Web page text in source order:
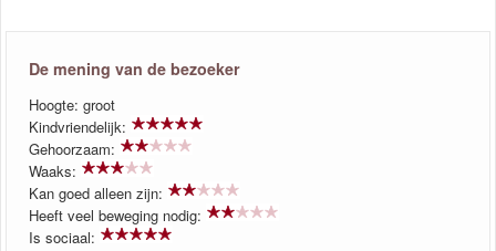
De mening van de bezoeker
Hoogte: groot
Kindvriendelijk:
Gehoorzaam:
Waaks:
Kan goed alleen zijn:
Heeft veel beweging nodig:
Is sociaal: